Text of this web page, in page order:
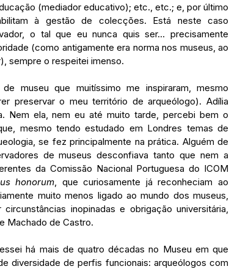
(mediador educativo); etc., etc.; e, por último
à gestão de colecções. Está neste caso
o tal que eu nunca quis ser… precisamente
(como antigamente era norma nos museus, ao
sempre o respeitei imenso.
museu que muitíssimo me inspiraram, mesmo
preservar o meu território de arqueólogo). Adília
Nem ela, nem eu até muito tarde, percebi bem o
mesmo tendo estudado em Londres temas de
se fez principalmente na prática. Alguém de
de museus desconfiava tanto que nem a
da Comissão Nacional Portuguesa do ICOM
honorum , que curiosamente já reconheciam ao
muito menos ligado ao mundo dos museus,
inopinadas e obrigação universitária,
Machado de Castro.
há mais de quatro décadas no Museu em que
diversidade de perfis funcionais: arqueólogos com